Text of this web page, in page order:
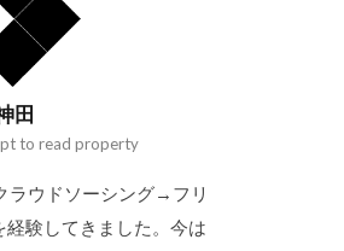
田
to read property
ウドソーシング→フリ
験してきました。今は